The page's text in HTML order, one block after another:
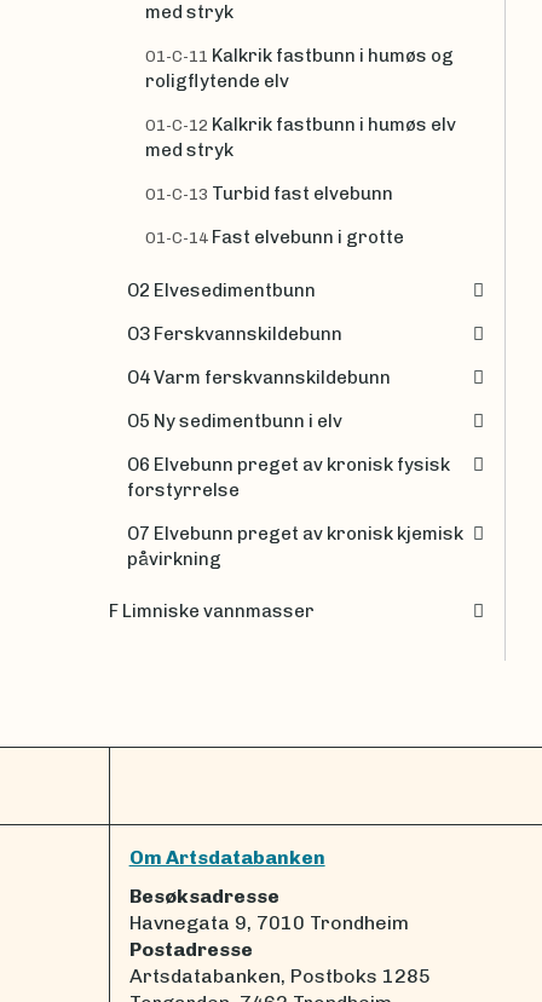
med stryk
O1-C-11 Kalkrik fastbunn i humøs og
roligflytende elv
O1-C-12 Kalkrik fastbunn i humøs elv
med stryk
O1-C-13 Turbid fast elvebunn
O1-C-14 Fast elvebunn i grotte
O2 Elvesedimentbunn
O3 Ferskvannskildebunn
O4 Varm ferskvannskildebunn
O5 Ny sedimentbunn i elv
O6 Elvebunn preget av kronisk fysisk
forstyrrelse
O7 Elvebunn preget av kronisk kjemisk
påvirkning
F Limniske vannmasser
Om Artsdatabanken
Besøksadresse
Havnegata 9, 7010 Trondheim
Postadresse
Artsdatabanken, Postboks 1285